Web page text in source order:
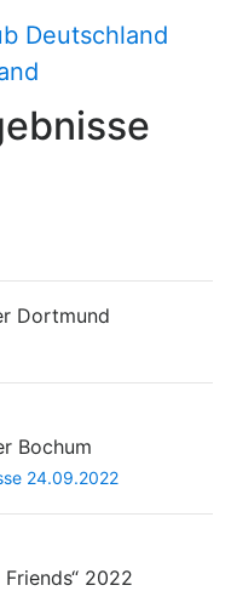
Dortmund
Bochum
24.09.2022
2022